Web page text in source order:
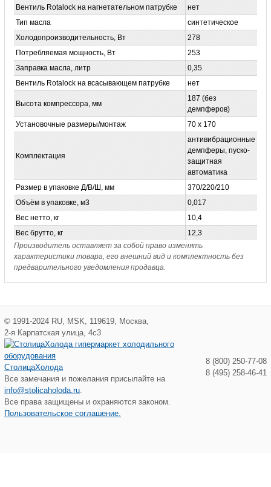
Вентиль Rotalock на нагнетательном патрубке
нет
Тип масла
синтетическое
Холодопроизводительность, Вт
278
Потребляемая мощность, Вт
253
Заправка масла, литр
0,35
Вентиль Rotalock на всасывающем патрубке
нет
Высота компрессора, мм
187 (без
демпферов)
Установочные размеры/монтаж
70 х 170
Комплектация
антивибрационные
демпферы, пуско-
защитная
автоматика
Размер в упаковке Д/В/Ш, мм
370/220/210
Объём в упаковке , м3
0,017
Вес нетто, кг
10,4
Вес брутто, кг
12,3
Производитель оставляет за собой право изменять
характеристики товара, его внешний вид и комплектность без
предварительного уведомления продавца.
© 1991-2024 RU MSK 119619 Москва
2-я Карпатская улица, 4с3
СтолицаХолода
Все замечания и пожелания присылайте на
info@stolicaholoda.ru
Все права защищены и охраняются законом.
Пользовательское соглашение.
8 (800) 250-77-08
8 (495) 258-46-41